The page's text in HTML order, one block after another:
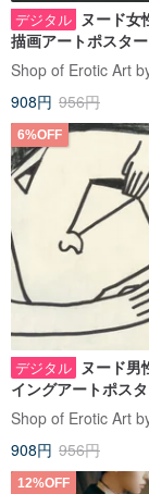
デジタル ヌード女
描画アートポスタ
ミニマリストの装飾
ティックアート
Shop of Erotic Art
908円 956円
6%OFF
デジタル ヌード男
イングアートポス
ト、ミニマリスト装
エロティックアート
Shop of Erotic Art
908円 956円
12%OFF